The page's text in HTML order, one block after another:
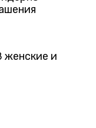
женские и